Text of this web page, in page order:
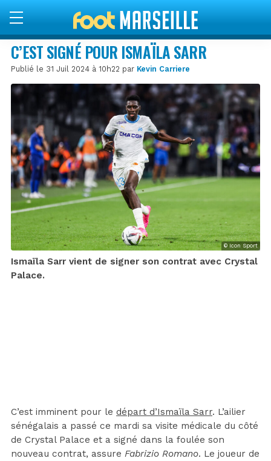
C’EST SIGNÉ POUR ISMAÏLA SARR
Publié le 31 Juil 2024 à 10h22 par Kevin Carriere
© Icon Sport
Ismaïla Sarr vient de signer son contrat avec Crystal
Palace.
C’est imminent pour le départ d’Ismaïla Sarr. L’ailier
sénégalais a passé ce mardi sa visite médicale du côté
de Crystal Palace et a signé dans la foulée son
nouveau contrat, assure Fabrizio Romano. Le joueur de